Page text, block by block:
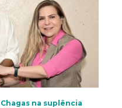
na suplência